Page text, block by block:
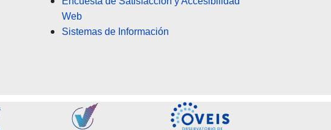
Web
Sistemas de Información